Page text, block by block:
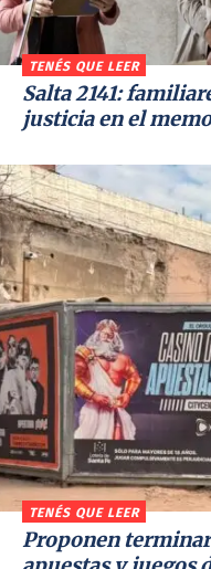
TENÉS QUE LEER
Salta 2141:
justicia en el
TENÉS QUE LEER
Proponen